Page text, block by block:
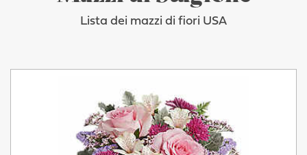
Lista dei mazzi di fiori USA